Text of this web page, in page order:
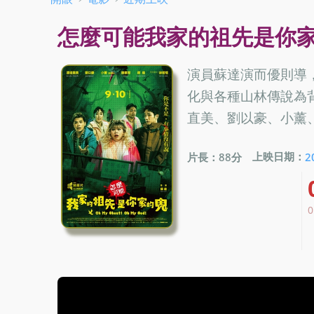
怎麼可能我家的祖先是你
演員蘇達演而優則導
化與各種山林傳說為
直美、劉以豪、小薰
片長：88分 上映日期：